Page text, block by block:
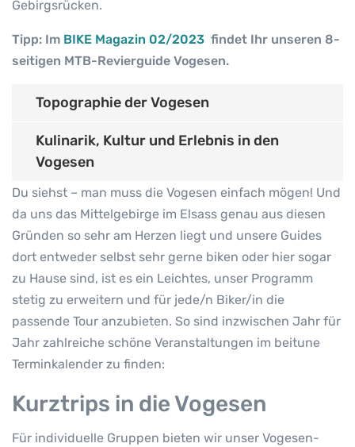
Gebirgsrücken.
Tipp: Im BIKE Magazin 02/2023 findet Ihr unseren 8-
seitigen MTB-Revierguide Vogesen.
Topographie der Vogesen
Kulinarik, Kultur und Erlebnis in den
Vogesen
Du siehst – man muss die Vogesen einfach mögen! Und
da uns das Mittelgebirge im Elsass genau aus diesen
Gründen so sehr am Herzen liegt und unsere Guides
dort entweder selbst sehr gerne biken oder hier sogar
zu Hause sind, ist es ein Leichtes, unser Programm
stetig zu erweitern und für jede/n Biker/in die
passende Tour anzubieten. So sind inzwischen Jahr für
Jahr zahlreiche schöne Veranstaltungen im beitune
Terminkalender zu finden:
Kurztrips in die Vogesen
Für individuelle Gruppen bieten wir unser Vogesen-